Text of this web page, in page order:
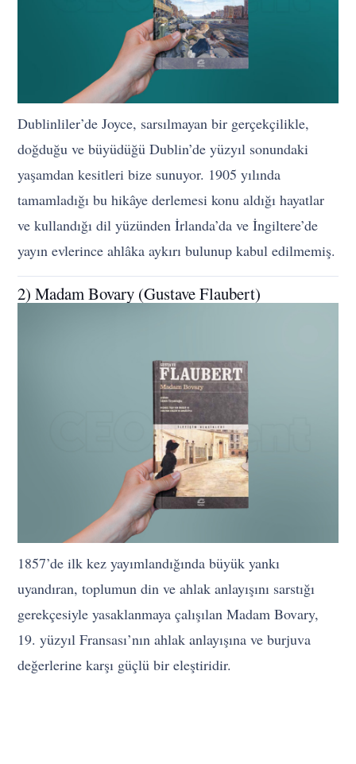
Dublinliler’de Joyce, sarsılmayan bir gerçekçilikle,
doğduğu ve büyüdüğü Dublin’de yüzyıl sonundaki
yaşamdan kesitleri bize sunuyor. 1905 yılında
tamamladığı bu hikâye derlemesi konu aldığı hayatlar
ve kullandığı dil yüzünden İrlanda’da ve İngiltere’de
yayın evlerince ahlâka aykırı bulunup kabul edilmemiş.
2) Madam Bovary (Gustave Flaubert)
1857’de ilk kez yayımlandığında büyük yankı
uyandıran, toplumun din ve ahlak anlayışını sarstığı
gerekçesiyle yasaklanmaya çalışılan Madam Bovary,
19. yüzyıl Fransası’nın ahlak anlayışına ve burjuva
değerlerine karşı güçlü bir eleştiridir.